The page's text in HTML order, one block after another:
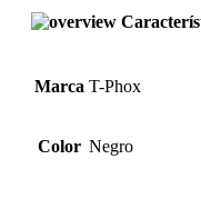
Marca T-Phox
Color Negro